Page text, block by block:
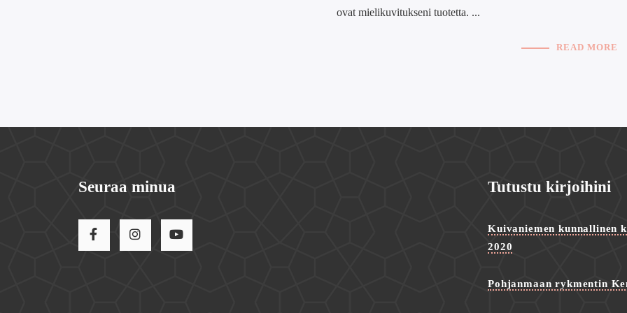
ovat mielikuvitukseni tuotetta. ...
READ MORE
Seuraa minua Tutustu kirjoihini
Kuivaniemen kunnallinen
2020
Pohjanmaan rykmentin